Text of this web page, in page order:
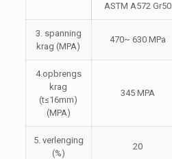
ASTM A572 Gr50
3. spanning
krag (MPA)
470~ 630 MPa
4.opbrengs
krag
(t≤16mm)
(MPA)
345 MPA
5. verlenging
(%)
20